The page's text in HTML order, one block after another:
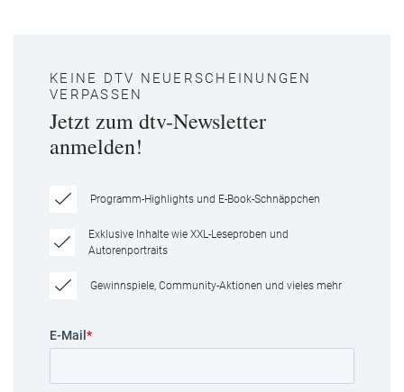
KEINE DTV NEUERSCHEINUNGEN
VERPASSEN
Jetzt zum dtv-Newsletter
anmelden!
Programm-Highlights und E-Book-Schnäppchen
Exklusive Inhalte wie XXL-Leseproben und
Autorenportraits
Gewinnspiele, Community-Aktionen und vieles mehr
E-Mail *